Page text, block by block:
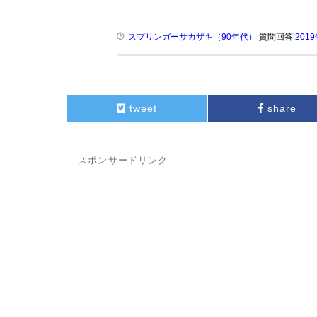
スプリンガーサカザキ（90年代） 質問回答 2019
tweet share
スポンサードリンク